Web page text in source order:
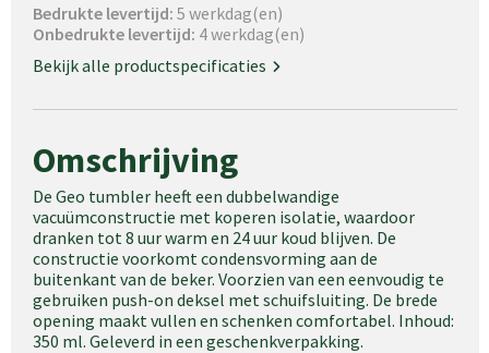
Bedrukte levertijd: 5 werkdag(en)
Onbedrukte levertijd: 4 werkdag(en)
Bekijk alle productspecificaties
Omschrijving
De Geo tumbler heeft een dubbelwandige
vacuümconstructie met koperen isolatie, waardoor
dranken tot 8 uur warm en 24 uur koud blijven. De
constructie voorkomt condensvorming aan de
buitenkant van de beker. Voorzien van een eenvoudig te
gebruiken push-on deksel met schuifsluiting. De brede
opening maakt vullen en schenken comfortabel. Inhoud:
350 ml. Geleverd in een geschenkverpakking.